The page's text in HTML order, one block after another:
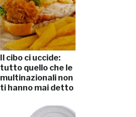
Il cibo ci uccide:
tutto quello che le
multinazionali non
ti hanno mai detto